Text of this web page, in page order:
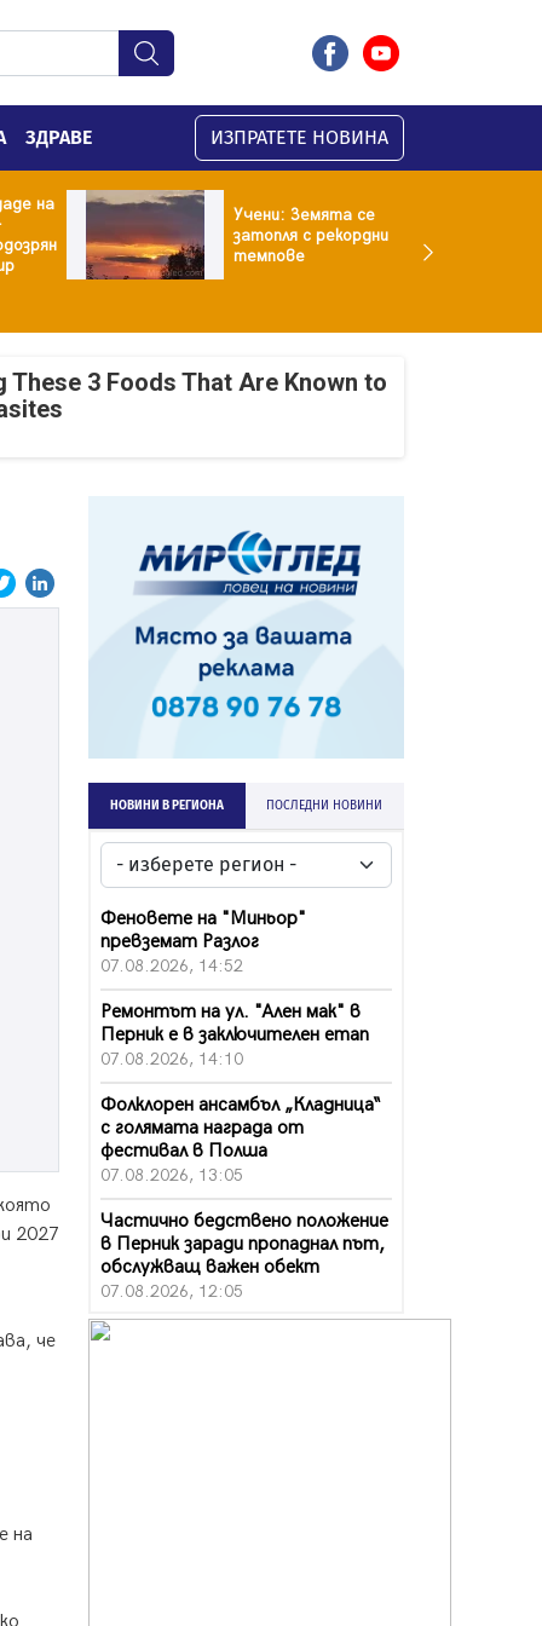
ЗДРАВЕ ИЗПРАТЕТЕ НОВИНА
на
Учени: Земята се
затопля с рекордни
темпове
These 3 Foods That Are Known to
2027
че
на
НОВИНИ В РЕГИОНА ПОСЛЕДНИ НОВИНИ
Феновете на "Миньор"
превземат Разлог
07.08.2026, 14:52
Ремонтът на ул. "Ален мак" в
Перник е в заключителен етап
07.08.2026, 14:10
Фолклорен ансамбъл „Кладница“
с голямата награда от
фестивал в Полша
07.08.2026, 13:05
Частично бедствено положение
в Перник заради пропаднал път,
обслужващ важен обект
07.08.2026, 12:05
Да отговорим на жегите с филм